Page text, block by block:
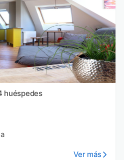
huéspedes
Ver más